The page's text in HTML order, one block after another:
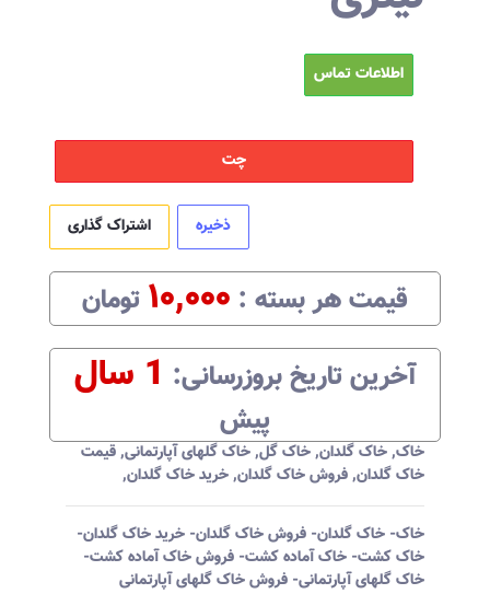
اطلاعات تماس
چت
ذخیره اشتراک گذاری
قیمت هربسته :‌ ۱۰,۰۰۰ تومان
آخرین تاریخ بروزرسانی:‌ 1 سال
پیش
خاک,خاک گلدان,خاک گل,خاک گلهای آپارتمانی,قیمت
خاک گلدان,فروش خاک گلدان,خرید خاک گلدان,
خاک- خاک گلدان- فروش خاک گلدان- خرید خاک گلدان-
خاک کشت- خاک آماده کشت- فروش خاک آماده کشت-
خاک گلهای آپارتمانی- فروش خاک گلهای آپارتمانی